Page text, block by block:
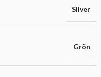
Silver
Grön